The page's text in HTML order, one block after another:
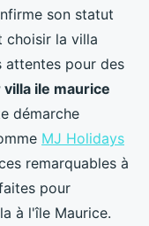
son statut
choisir la villa
pour des
villa ile maurice
démarche
MJ Holidays
remarquables à
pour
à l'île Maurice.